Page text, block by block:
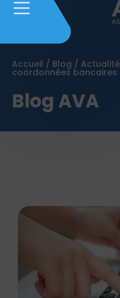
Accueil / Blog /
coordonnées bancaires
Blog AVA